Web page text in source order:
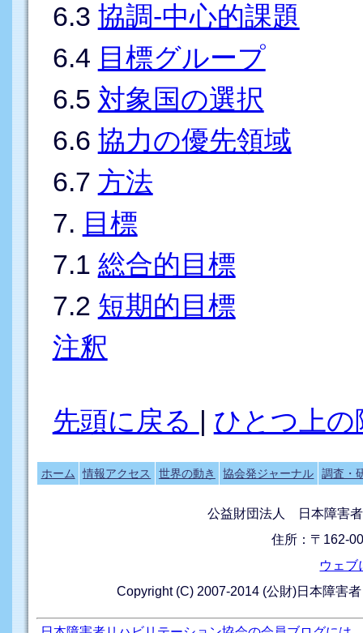
6.3 協調-中心的課題
6.4 目標グループ
6.5 対象国の選択
6.6 協力の優先領域
6.7 方法
7. 目標
7.1 総合的目標
7.2 短期的目標
注釈
先頭に戻る | ひとつ上の
ホーム 情報アクセス 世界の動き 協会発ジャーナル 調査・
公益財団法人 日本障害
住所：〒162-
ウェブ
Copyright (C) 2007-2014 (公財)日本障害